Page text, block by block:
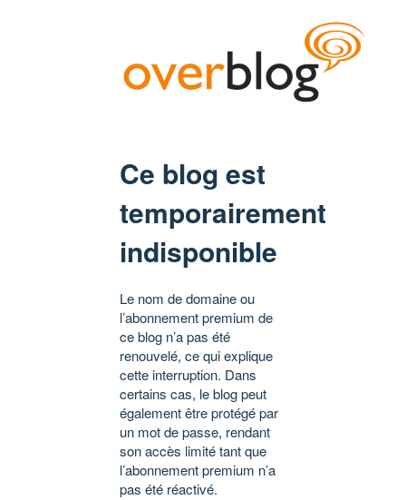
Ce blog est
temporairement
indisponible
Le nom de domaine ou
l’abonnement premium de
ce blog n’a pas été
renouvelé, ce qui explique
cette interruption. Dans
certains cas, le blog peut
également être protégé par
un mot de passe, rendant
son accès limité tant que
l’abonnement premium n’a
pas été réactivé.